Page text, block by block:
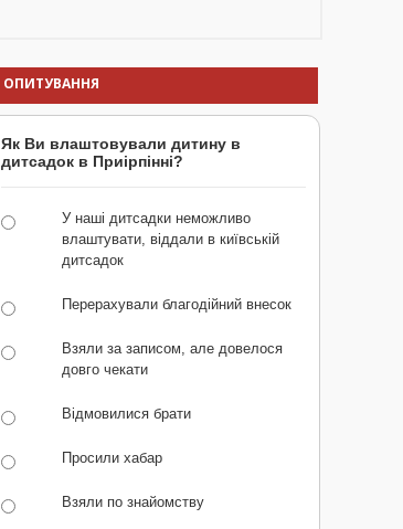
ОПИТУВАННЯ
Як Ви влаштовували дитину в
дитсадок в Приірпінні?
У наші дитсадки неможливо
влаштувати, віддали в київській
дитсадок
Перерахували благодійний внесок
Взяли за записом, але довелося
довго чекати
Відмовилися брати
Просили хабар
Взяли по знайомству